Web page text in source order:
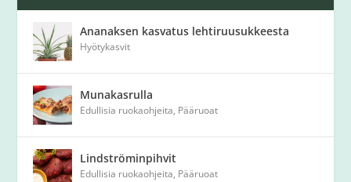
Ananaksen kasvatus lehtiruusukkeesta
Hyötykasvit
Munakasrulla
Edullisia ruokaohjeita, Pääruoat
Lindströminpihvit
Edullisia ruokaohjeita, Pääruoat